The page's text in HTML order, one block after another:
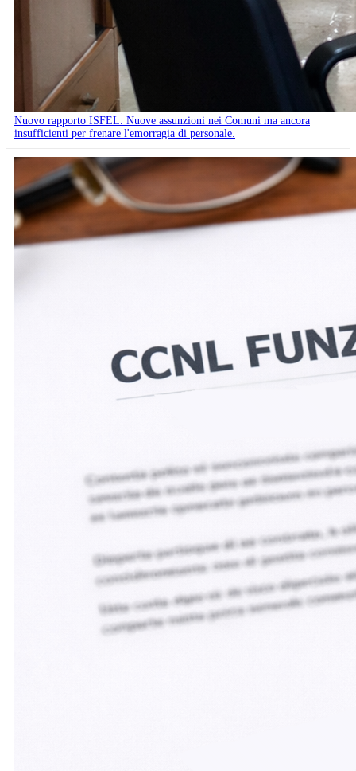
Nuovo rapporto ISFEL. Nuove assunzioni nei Comuni ma ancora
insufficienti per frenare l'emorragia di personale.